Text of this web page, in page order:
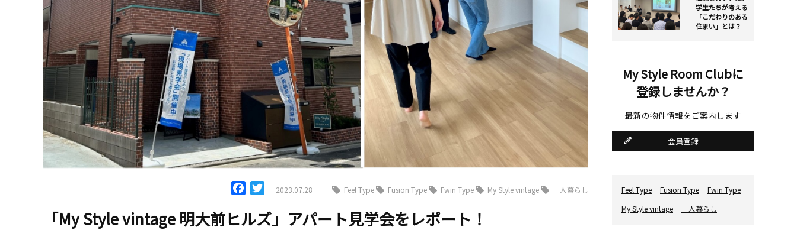
学生たちが考える
「こだわりのある
住まい」とは？
My Style Room Clubに
登録しませんか？
最新の物件情報をご案内します
会員登録
Feel Type Fusion Type
Fwin Type
My Style vintage
一人暮らし
Facebook
Twitter
2023.07.28 Feel Type Fusion Type Fwin Type My Style vintage 一人暮らし
「My Style vintage 明大前ヒルズ」アパート見学会をレポート！